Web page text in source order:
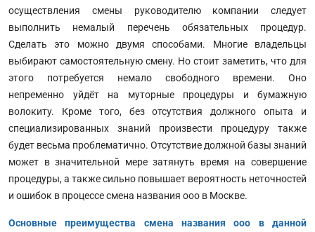
осуществления смены руководителю компании следует
выполнить немалый перечень обязательных процедур.
Сделать это можно двумя способами. Многие владельцы
выбирают самостоятельную смену. Но стоит заметить, что для
этого потребуется немало свободного времени. Оно
непременно уйдёт на муторные процедуры и бумажную
волокиту. Кроме того, без отсутствия должного опыта и
специализированных знаний произвести процедуру также
будет весьма проблематично. Отсутствие должной базы знаний
может в значительной мере затянуть время на совершение
процедуры, а также сильно повышает вероятность неточностей
и ошибок в процессе смена названия ооо в Москве.
Основные преимущества смена названия ооо в данной